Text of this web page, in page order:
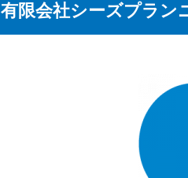
有限会社シーズプラン